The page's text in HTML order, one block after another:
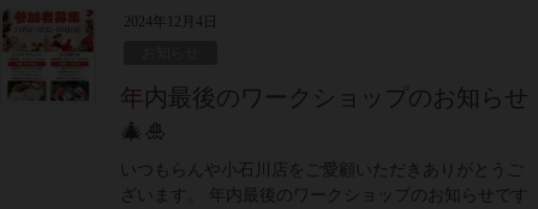
2024年12月4日
年内最後のワークショップのお知らせ
🎄🎍
いつもらんや小石川店をご愛顧いただきありがとうご
ざいます。 年内最後のワークショップのお知らせです